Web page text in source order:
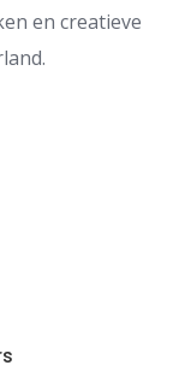
en creatieve